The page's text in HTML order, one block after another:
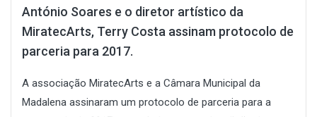
António Soares e o diretor artístico da
MiratecArts, Terry Costa assinam protocolo de
parceria para 2017.
A associação MiratecArts e a Câmara Municipal da
Madalena assinaram um protocolo de parceria para a